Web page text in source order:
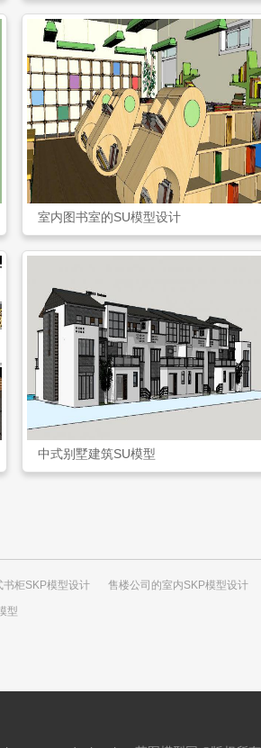
室内图书室的SU模型设计
中式别墅建筑SU模型
书柜SKP模型设计 售楼公司的室内SKP模型设计
型